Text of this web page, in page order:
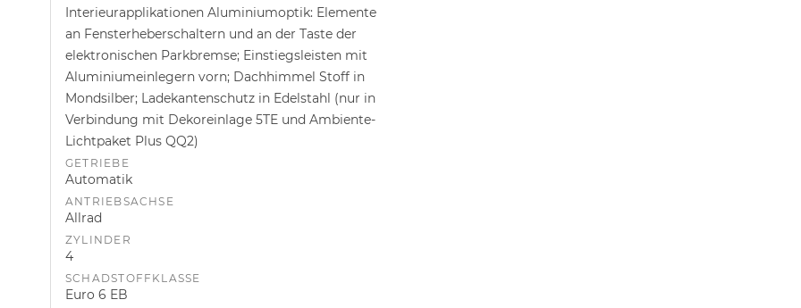
Interieurapplikationen Aluminiumoptik: Elemente
an Fensterheberschaltern und an der Taste der
elektronischen Parkbremse; Einstiegsleisten mit
Aluminiumeinlegern vorn; Dachhimmel Stoff in
Mondsilber; Ladekantenschutz in Edelstahl (nur in
Verbindung mit Dekoreinlage 5TE und Ambiente-
Lichtpaket Plus QQ2)
GETRIEBE
Automatik
ANTRIEBSACHSE
Allrad
ZYLINDER
4
SCHADSTOFFKLASSE
Euro 6 EB